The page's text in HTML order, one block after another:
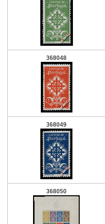
368048
368049
368050